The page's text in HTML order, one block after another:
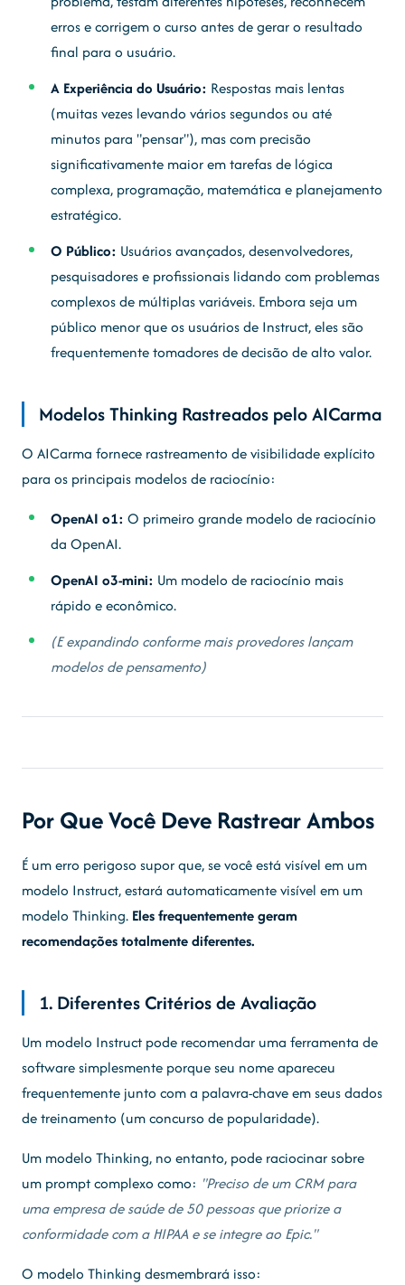
erros e corrigem o curso antes de gerar o resultado
final para o usuário.
A Experiência do Usuário: Respostas mais lentas
(muitas vezes levando vários segundos ou até
minutos para "pensar"), mas com precisão
significativamente maior em tarefas de lógica
complexa, programação, matemática e planejamento
estratégico.
O Público: Usuários avançados, desenvolvedores,
pesquisadores e profissionais lidando com problemas
complexos de múltiplas variáveis. Embora seja um
público menor que os usuários de Instruct, eles são
frequentemente tomadores de decisão de alto valor.
Modelos Thinking Rastreados pelo AICarma
O AICarma fornece rastreamento de visibilidade explícito
para os principais modelos de raciocínio:
OpenAI o1: O primeiro grande modelo de raciocínio
da OpenAI.
OpenAI o3-mini: Um modelo de raciocínio mais
rápido e econômico.
(E expandindo conforme mais provedores lançam
modelos de pensamento)
Por Que Você Deve Rastrear Ambos
É um erro perigoso supor que, se você está visível em um
modelo Instruct, estará automaticamente visível em um
modelo Thinking. Eles frequentemente geram
recomendações totalmente diferentes.
1. Diferentes Critérios de Avaliação
Um modelo Instruct pode recomendar uma ferramenta de
software simplesmente porque seu nome apareceu
frequentemente junto com a palavra-chave em seus dados
de treinamento (um concurso de popularidade).
Um modelo Thinking, no entanto, pode raciocinar sobre
um prompt complexo como: "Preciso de um CRM para
uma empresa de saúde de 50 pessoas que priorize a
conformidade com a HIPAA e se integre ao Epic."
O modelo Thinking desmembrará isso: